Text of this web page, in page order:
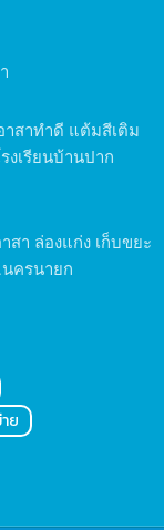
าสาทำดี แต้มสีเติม
งเรียนบ้านปาก
สา ล่องแก่ง เก็บขยะ
ครนายก
ย